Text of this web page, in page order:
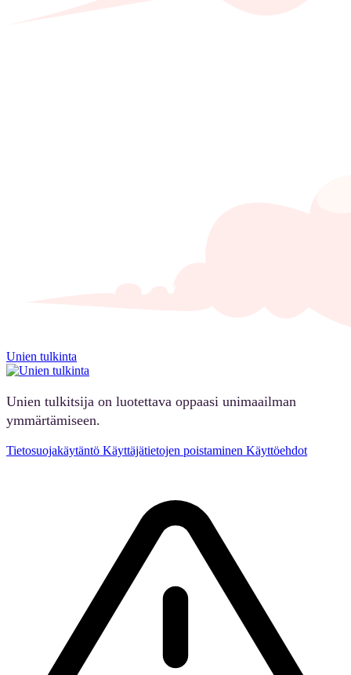
Unien tulkinta
Unien tulkitsija on luotettava oppaasi unimaailman
ymmärtämiseen.
Tietosuojakäytäntö Käyttäjätietojen poistaminen Käyttöehdot